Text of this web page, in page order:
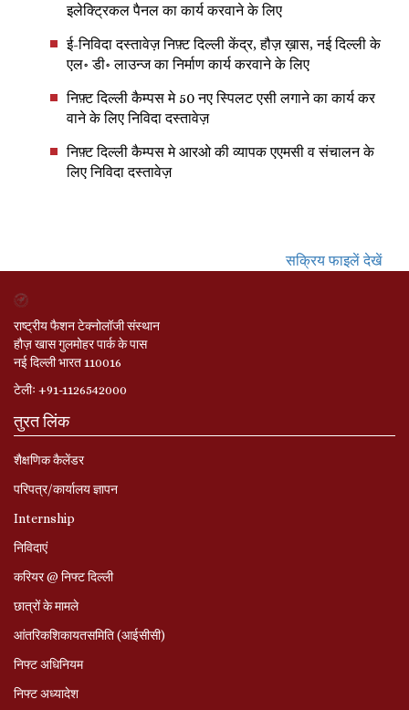
इलेक्ट्रिकल पैनल का कार्य करवाने के लिए
ई-निविदा दस्तावेज़ निफ़्ट दिल्ली केंद्र, हौज़ ख़ास, नई दिल्ली के
एल॰ डी॰ लाउन्ज का निर्माण कार्य करवाने के लिए
निफ़्ट दिल्ली कैम्पस मे 50 नए स्पिलट एसी लगाने का कार्य कर
वाने के लिए निविदा दस्तावेज़
निफ़्ट दिल्ली कैम्पस मे आरओ की व्यापक एएमसी व संचालन के
लिए निविदा दस्तावेज़
सक्रिय फाइलें देखें
राष्ट्रीय फैशन टेक्नोलॉजी संस्थान
हौज़ खास गुलमोहर पार्क के पास
नई दिल्ली भारत 110016
टेलीः +91-1126542000
तुरत लिंक
शैक्षणिक कैलेंडर
परिपत्र/कार्यालय ज्ञापन
Internship
निविदाएं
करियर @ निफ्ट दिल्ली
छात्रों के मामले
आंतरिकशिकायतसमिति (आईसीसी)
निफ्ट अधिनियम
निफ्ट अध्‍यादेश